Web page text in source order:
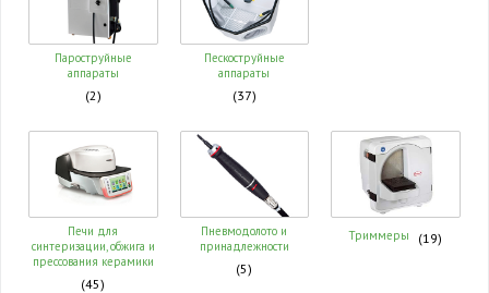
Пароструйные
аппараты
(2)
Пескоструйные
аппараты
(37)
Печи для
синтеризации, обжига и
прессования керамики
(45)
Пневмодолото и
принадлежности
(5)
Триммеры (19)